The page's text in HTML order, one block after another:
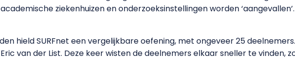
ziekenhuizen en onderzoeksinstellingen worden ‘aangevallen’.
hield SURFnet een vergelijkbare oefening, met ongeveer 25
van der List. Deze keer wisten de deelnemers elkaar sneller te vinden,